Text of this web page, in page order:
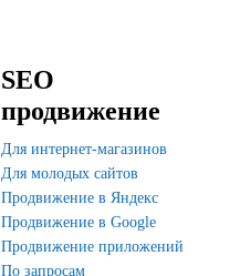
SEO
продвижение
Для интернет-магазинов
Для молодых сайтов
Продвижение в Яндекс
Продвижение в Google
Продвижение приложений
По запросам